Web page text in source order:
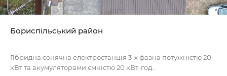
Бориспільський район
Гібридна сонячна електростанція 3-х фазна потужністю 20
кВт та акумуляторами ємністю 20 кВт-год..